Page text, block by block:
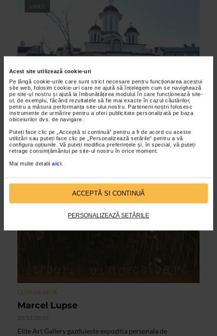
Acest site utilizează cookie-uri
Pe lângă cookie-urile care sunt strict necesare pentru funcționarea acestui
site web, folosim cookie-uri care ne ajută să înțelegem cum se navighează
pe site-ul nostru și ajută la îmbunătățirea modului în care funcționează site-
ul, de exemplu, făcând rezultatele să fie mai exacte în cazul căutărilor,
pentru a măsura performanța site-ului nostru. Partenerii noștri folosesc
instrumente de urmărire pentru a oferi publicitate personalizată pe baza
obiceiurilor dvs. de navigare.
Puteți face clic pe „Acceptă si continuă” pentru a fi de acord cu aceste
utilizări sau puteți face clic pe „Personalizează setările” pentru a vă
configura opțiunile. Vă puteți modifica preferințele și, în special, vă puteți
retrage consimțământul pe site-ul nostru în orice moment.
Mai multe detalii aici
ACCEPTĂ SI CONTINUĂ
PERSONALIZEAZĂ SETĂRILE
VIDEO
CLIPA DE ARTA
Expozitie – eveniment la Cluj
04/02/2011
Campania de informare si strangere de fonduri pentru
edificarea Centrului de Ingrijiri Paliative “Sfantul Nectarie”
din Cluj - Napoca, a ajuns la final.
CLIPA DE ARTA
Marcel Lupse
23/11/2010
Elite Art Gallery gazduieste expozitia personala de